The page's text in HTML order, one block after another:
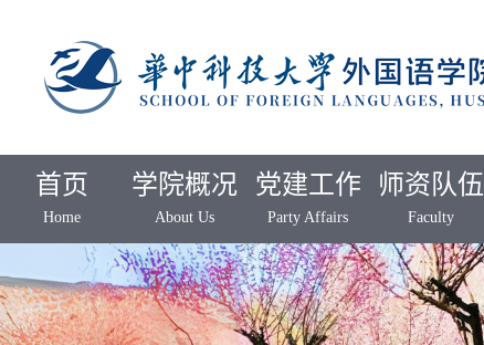
首页
Home
学院概况
About Us
党建工作
Party Affairs
师资队伍
Faculty